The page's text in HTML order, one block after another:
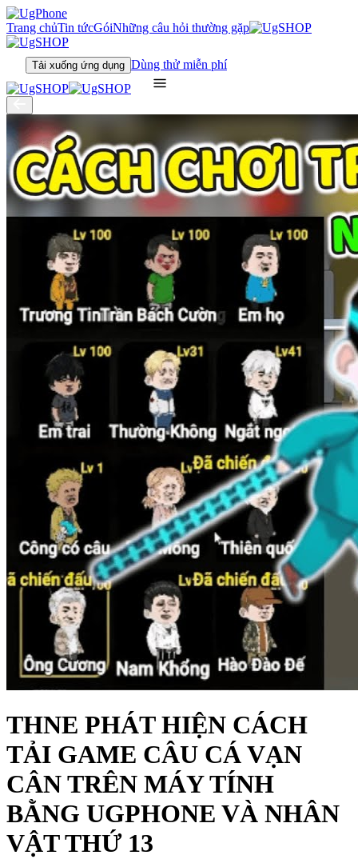
Trang chủTin tứcGóiNhững câu hỏi thường gặp
Tải xuống ứng dụng Dùng thử miễn phí
THNE PHÁT HIỆN CÁCH
TẢI GAME CÂU CÁ VẠN
CÂN TRÊN MÁY TÍNH
BẰNG UGPHONE VÀ NHÂN
VẬT THỨ 13